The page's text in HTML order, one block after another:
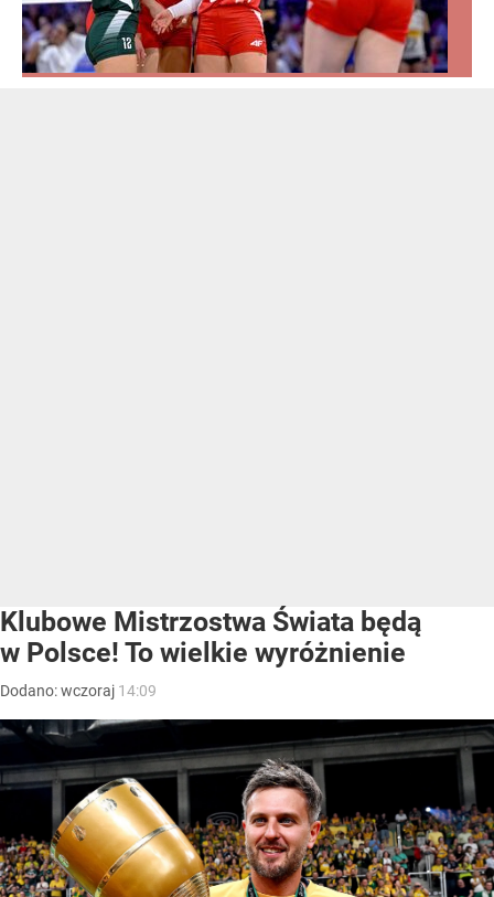
Klubowe Mistrzostwa Świata będą
w Polsce! To wielkie wyróżnienie
Dodano:wczoraj 14:09